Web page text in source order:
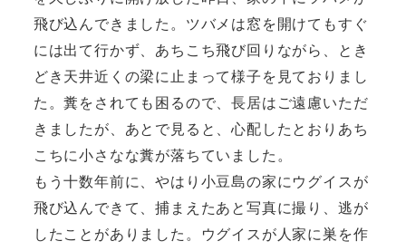
飛び込んできました。ツバメは窓を開けてもすぐ
には出て行かず、あちこち飛び回りながら、とき
どき天井近くの梁に止まって様子を見ておりまし
た。糞をされても困るので、長居はご遠慮いただ
きましたが、あとで見ると、心配したとおりあち
こちに小さなな糞が落ちていました。
もう十数年前に、やはり小豆島の家にウグイスが
飛び込んできて、捕まえたあと写真に撮り、逃が
したことがありました。ウグイスが人家に巣を作